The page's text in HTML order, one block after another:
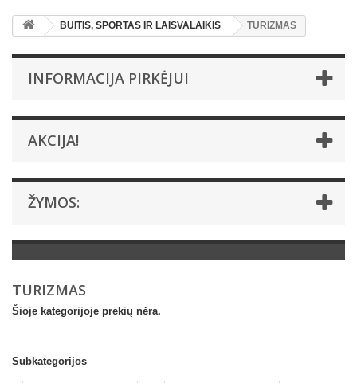
BUITIS, SPORTAS IR LAISVALAIKIS TURIZMAS
INFORMACIJA PIRKĖJUI
AKCIJA!
ŽYMOS:
TURIZMAS
Šioje kategorijoje prekių nėra.
Subkategorijos